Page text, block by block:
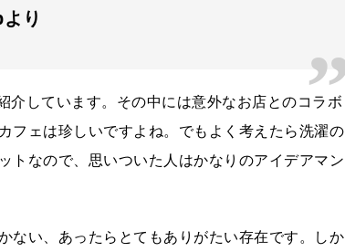
り
介しています。その中には意外なお店とのコラボ
フェは珍しいですよね。でもよく考えたら洗濯の
トなので、思いついた人はかなりのアイデアマン
ない、あったらとてもありがたい存在です。しか